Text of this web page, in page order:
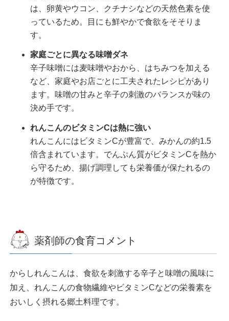
は、卵黄やウコン、クチナシなどの天然色素を使
っているため。目にも鮮やかで食欲をそそりま
す。
家庭ごとに異なる味噌ダネ
辛子味噌には麦味噌やおから、はちみつを加える
など、家庭やお店ごとに工夫されたレシピがあり
ます。味噌の甘みと辛子の刺激のバランスが味の
決め手です。
れんこんのビタミンCは熱に強い
れんこんにはビタミンCが豊富で、みかんの約1.5
倍含まれています。でんぷん質がビタミンCを熱か
ら守るため、揚げ調理しても栄養価が保たれるの
が特徴です。
薬剤師の食育コメント
からしれんこんは、食欲を刺激する辛子と味噌の風味に
加え、れんこんの食物繊維やビタミンCなどの栄養素を
おいしく摂れる郷土料理です。